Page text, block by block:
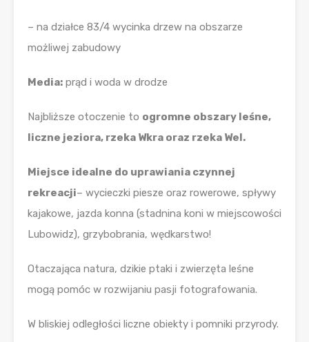
– na działce 83/4 wycinka drzew na obszarze
możliwej zabudowy
Media: prąd i woda w drodze
Najbliższe otoczenie to ogromne obszary leśne,
liczne jeziora, rzeka Wkra oraz rzeka Wel.
Miejsce idealne do uprawiania czynnej
rekreacji– wycieczki piesze oraz rowerowe, spływy
kajakowe, jazda konna (stadnina koni w miejscowości
Lubowidz), grzybobrania, wędkarstwo!
Otaczająca natura, dzikie ptaki i zwierzęta leśne
mogą pomóc w rozwijaniu pasji fotografowania.
W bliskiej odległości liczne obiekty i pomniki przyrody.